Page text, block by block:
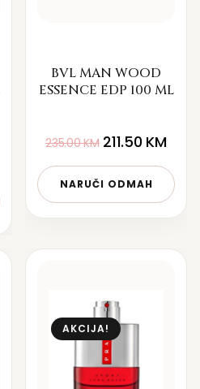
BVL MAN WOOD
ESSENCE EDP 100 ML
235.00KM 211.50 KM
NARUČI ODMAH
AKCIJA!